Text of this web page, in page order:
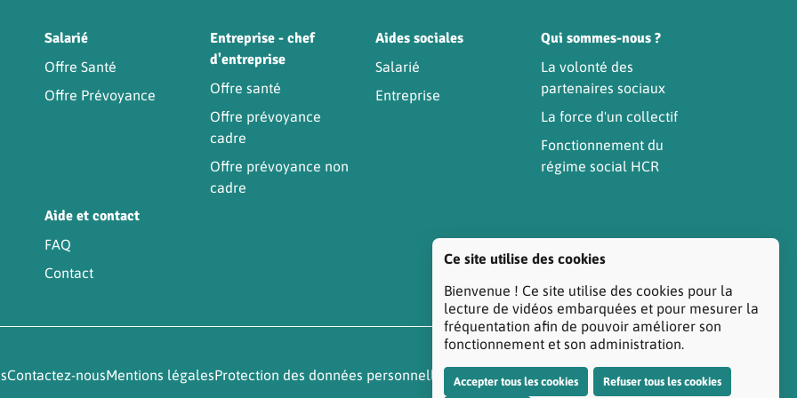
Ce site utilise des cookies
Bienvenue ! Ce site utilise des cookies pour la
lecture de vidéos embarquées et pour mesurer la
fréquentation afin de pouvoir améliorer son
fonctionnement et son administration.
Accepter tous les cookies Refuser tous les cookies
Salarié
Offre Santé
Offre Prévoyance
Entreprise - chef
d'entreprise
Offre santé
Offre prévoyance
cadre
Offre prévoyance non
cadre
Aides sociales
Salarié
Entreprise
Qui sommes-nous ?
La volonté des
partenaires sociaux
La force d'un collectif
Fonctionnement du
régime social HCR
Aide et contact
FAQ
Contact
Contactez-nousMentions légalesProtection des données personnelles Réclamation/Médiation Santé